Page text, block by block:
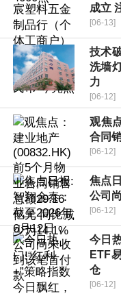
成立
[06-13]
技术
洗墙
力
[06-12]
观焦
合同
[06-12]
焦点
公司
[06-12]
今日
ETF
仓
[06-12]